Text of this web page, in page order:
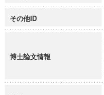
その他ID
博士論文情報